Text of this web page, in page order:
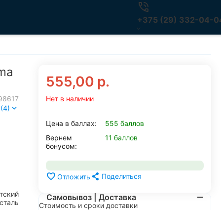
+375 (29) 332-04-
сталь
555,00 р.
Нет в наличии
Цена в баллах:
555 баллов
Вернем
бонусом:
11 баллов
Отложить Поделиться
Самовывоз | Доставка
Стоимость и сроки доставки